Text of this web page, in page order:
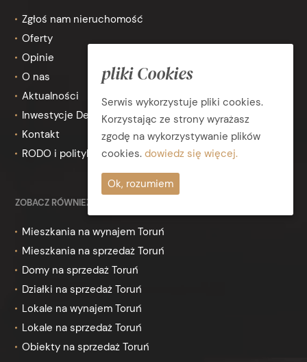
Zgłoś nam nieruchomość
Oferty
Opinie
O nas
Aktualności
Inwestycje Deweloperskie
Kontakt
RODO i polityka prywatności
ZOBACZ RÓWNIEŻ
Mieszkania na wynajem Toruń
Mieszkania na sprzedaż Toruń
Domy na sprzedaż Toruń
Działki na sprzedaż Toruń
Lokale na wynajem Toruń
Lokale na sprzedaż Toruń
Obiekty na sprzedaż Toruń
pliki Cookies
Serwis wykorzystuje pliki cookies.
Korzystając ze strony wyrażasz
zgodę na wykorzystywanie plików
cookies. dowiedz się więcej.
Ok, rozumiem